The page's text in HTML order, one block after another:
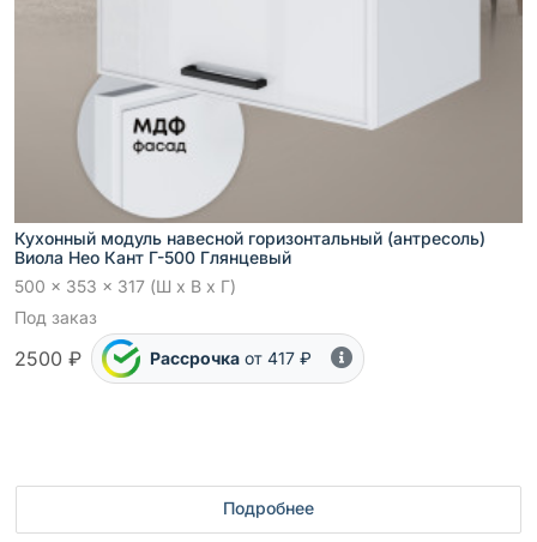
Кухонный модуль навесной горизонтальный (антресоль)
Виола Нео Кант Г-500 Глянцевый
500 x 353 x 317 (Ш x В x Г)
Под заказ
2500 ₽ Рассрочка от 417 ₽
Подробнее